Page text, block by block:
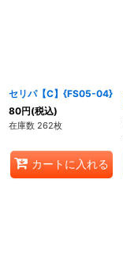
セリパ【C】{FS05-04}
80円(税込)
在庫数 262枚
カートに入れる